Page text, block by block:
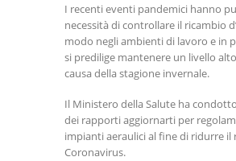
I recenti eventi pandemici hanno
necessità di controllare il ricambio
modo negli ambienti di lavoro e in
si predilige mantenere un livello
causa della stagione invernale.
Il Ministero della Salute ha
dei rapporti aggiornarti per
impianti aeraulici al fine di ridurre il
Coronavirus.